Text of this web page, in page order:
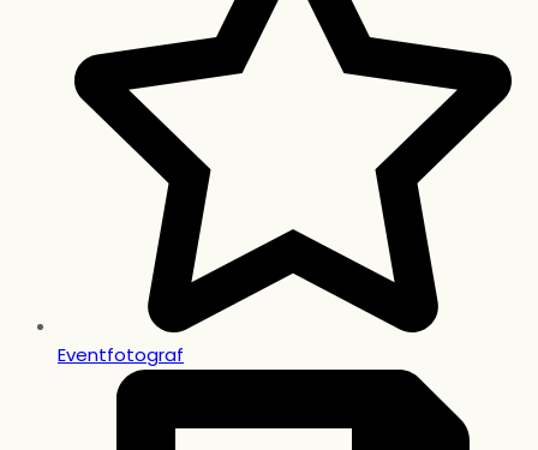
Eventfotograf